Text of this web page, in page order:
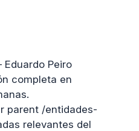
Peiro
completa en
parent /entidades-
relevantes del